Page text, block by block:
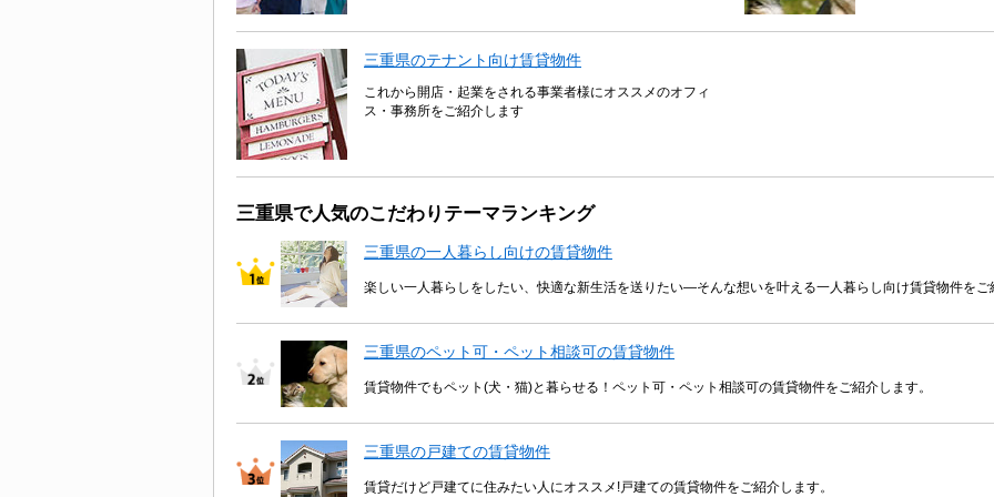
三重県のテナント向け賃貸物件
これから開店・起業をされる事業者様にオススメのオフィ
ス・事務所をご紹介します
三重県で人気のこだわりテーマランキング
三重県の一人暮らし向けの賃貸物件
楽しい一人暮らしをしたい、快適な新生活を送りたい―そんな想いを叶える一人暮らし向け賃貸物件をご
三重県のペット可・ペット相談可の賃貸物件
賃貸物件でもペット(犬・猫)と暮らせる！ペット可・ペット相談可の賃貸物件をご紹介します。
三重県の戸建ての賃貸物件
賃貸だけど戸建てに住みたい人にオススメ!戸建ての賃貸物件をご紹介します。